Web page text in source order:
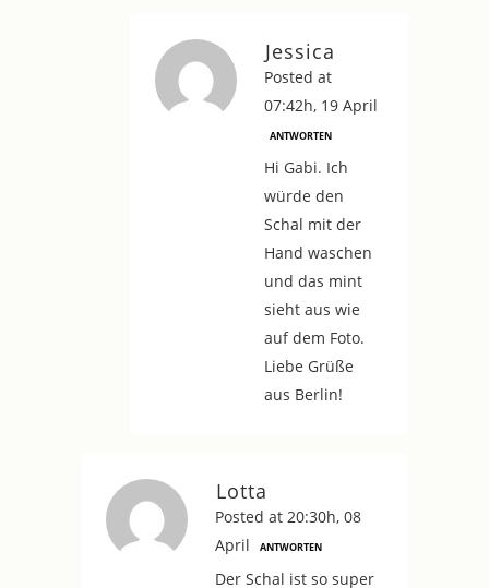
Jessica
Posted at
07:42h, 19 April
ANTWORTEN
Hi Gabi. Ich
würde den
Schal mit der
Hand waschen
und das mint
sieht aus wie
auf dem Foto.
Liebe Grüße
aus Berlin!
Lotta
Posted at 20:30h, 08
April
ANTWORTEN
Der Schal ist so super